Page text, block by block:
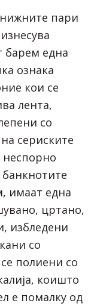
пари
барем една
ознака
кои се
лента,
со
сериските
неспорно
банкнотите
имаат една
цртано,
избледени
со
полиени со
коишто
е помалку од